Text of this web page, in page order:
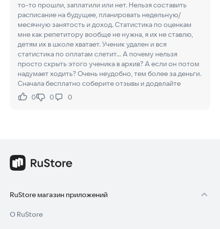
то-то прошли, заплатили или нет. Нельзя составить
расписание на будущее, планировать недельную/
месячную занятость и доход. Статистика по оценкам
мне как репетитору вообще не нужна, я их не ставлю,
детям их в школе хватает. Ученик удален и вся
статистика по оплатам слетит... А почему нельзя
просто скрыть этого ученика в архив? А если он потом
надумает ходить? Очень неудобно, тем более за деньги.
Сначала бесплатно соберите отзывы и доделайте
Нравится:
0Не нравится:
0 0
RuStore магазин приложений
О RuStore